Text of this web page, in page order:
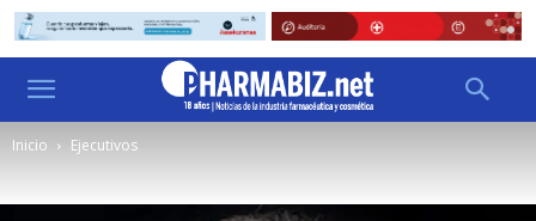
Inicio Ejecutivos